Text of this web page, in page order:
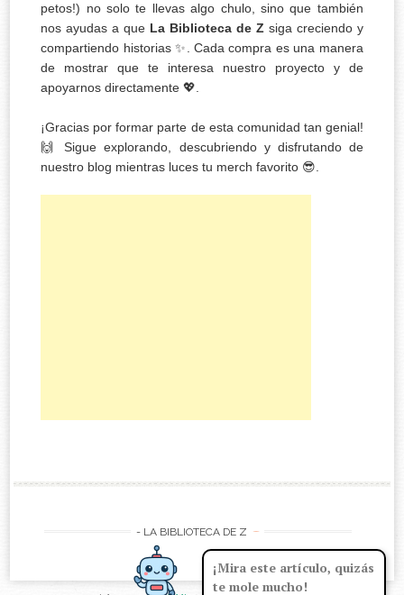
¡Mira este artículo, quizás
te mole mucho!
petos!) no solo te llevas algo chulo, sino que también
nos ayudas a que La Biblioteca de Zsiga creciendo y
compartiendo historias ✨. Cada compra es una manera
de mostrar que te interesa nuestro proyecto y de
apoyarnos directamente 💖.
¡Gracias por formar parte de esta comunidad tan genial!
🙌 Sigue explorando, descubriendo y disfrutando de
nuestro blog mientras luces tu merch favorito 😎.
- LA BIBLIOTECA DE Z -